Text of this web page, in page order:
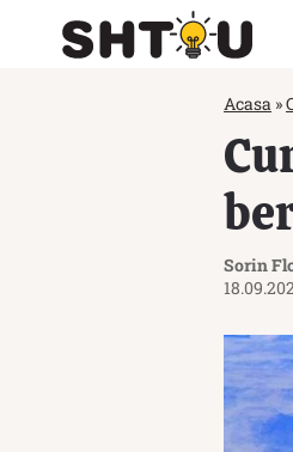
Acasa »
Sorin